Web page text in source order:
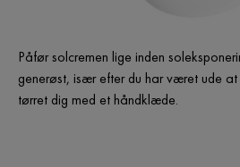
Påfør solcremen lige inden
generøst, især efter du har været ude
tørret dig med et håndklæde.